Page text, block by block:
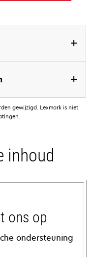
gewijzigd. Lexmark is niet
inhoud
ons op
ondersteuning